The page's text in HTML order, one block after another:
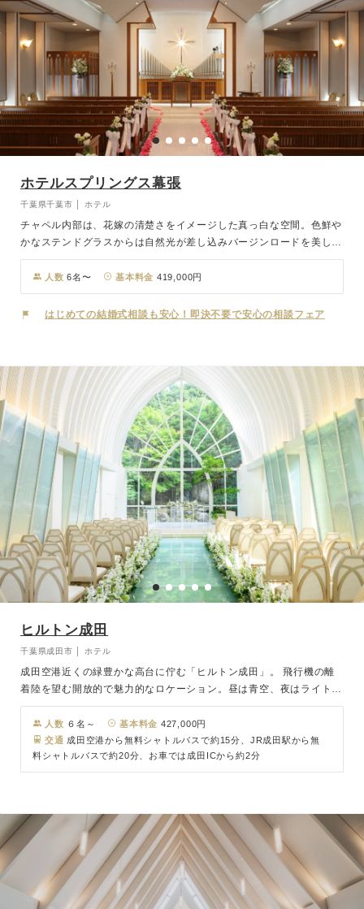
ホテルスプリングス幕張
千葉県千葉市 │ ホテル
チャペル内部は、花嫁の清楚さをイメージした真っ白な空間。色鮮や
かなステンドグラスからは自然光が差し込みバージンロードを美しく
照らし出します。トワイライトウエディングではチャペル館内やガー
デンにキャンドルをちりばめて、ロマンティック＆幻想的なセレモニ
ーが叶います。ガーデンからは東京ベイエリアと幕張新都心が一望。
挙式後は開放的なオープンエアの青空の下、バルーンリリースやフラ
る事ができないスペースだから、ここでプリンセスになれるのは花嫁
だけ。
人数 6名〜 基本料金 419,000円
はじめての結婚式相談も安心！即決不要で安心の相談フェア
ヒルトン成田
千葉県成田市 │ ホテル
成田空港近くの緑豊かな高台に佇む「ヒルトン成田」。 飛行機の離
着陸を望む開放的で魅力的なロケーション。昼は青空、夜はライトア
ップされた滑走路が特別な一日を彩ります。 独立型チャペル「フォ
ンテーヌ」では、自然光に包まれたガーデンウエディングを実現。フ
ラワーシャワーやバルーン演出も楽しめます。 披露宴は6つの会場か
ら選べ、ホテルならではのおもてなしで心に残る結婚式が叶います。
人数 ６名～ 基本料金 427,000円
交通 成田空港から無料シャトルバスで約15分、JR成田駅から無
料シャトルバスで約20分、お車では成田ICから約2分